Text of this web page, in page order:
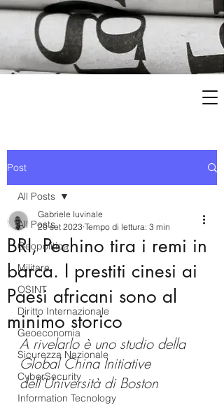
Post
All Posts
Geopolitica
Militare
OSINT
Diritto Internazionale
Geoeconomia
Sicurezza Nazionale
CyberSecurity
Information Tecnology
All Posts
BRI, Pechino tira i remi in
barca. I prestiti cinesi ai
Paesi africani sono al
minimo storico
Gabriele Iuvinale
20 set 2023 Tempo di lettura: 3 min
A rivelarlo è uno studio della
Global China Initiative
dell’Università di Boston